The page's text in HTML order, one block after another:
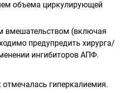
объема циркулирующей
вмешательством (включая
предупредить хирурга/
ингибиторов АПФ.
отмечалась гиперкалиемия.